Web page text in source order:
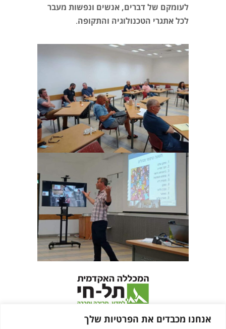
אנחנו מכבדים את הפרטיות שלך
לעומקם של דברים, אנשים ונפשות מעבר
לכל אתגרי הטכנולוגיה והתקופה.